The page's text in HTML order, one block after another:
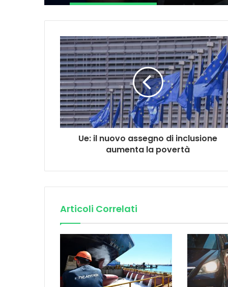
Ue: il nuovo assegno di inclusione
aumenta la povertà
Articoli Correlati